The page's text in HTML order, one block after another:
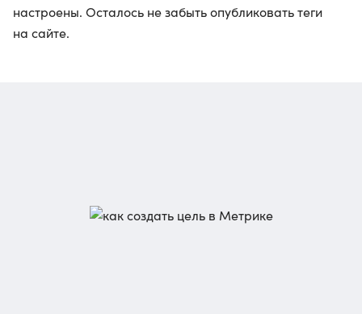
настроены. Осталось не забыть опубликовать теги
на сайте.